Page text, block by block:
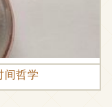
间哲学